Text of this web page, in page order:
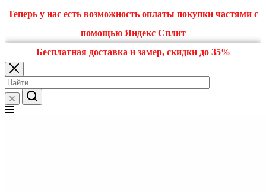
Теперь у нас есть возможность оплаты покупки частями с
помощью Яндекс Сплит
Бесплатная доставка и замер, скидки до 35%